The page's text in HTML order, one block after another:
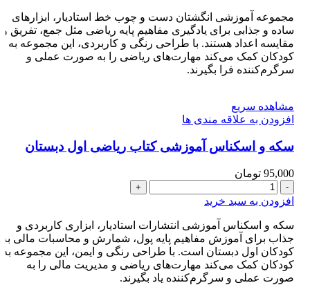
چوب
خط
ریاضی
اول
دبستان
مجموعه آموزشی انگشتان دست و چوب خط استادیار، ابزارهای
ساده و جذابی برای یادگیری مفاهیم پایه ریاضی مثل جمع، تفریق و
مقایسه اعداد هستند. با طراحی رنگی و کاربردی، این مجموعه به
کودکان کمک می‌کند مهارت‌های ریاضی را به صورت عملی و
سرگرم‌کننده فرا بگیرند.
مشاهده سریع
افزودن به علاقه مندی ها
سکه و اسکناس آموزشی کتاب ریاضی اول دبستان
95,000 تومان
سکه
و
آموزشی
کتاب
ریاضی
اول
دبستان
افزودن به سبد خرید
سکه و اسکناس آموزشی انتشارات استادیار، ابزاری کاربردی و
جذاب برای آموزش مفاهیم پایه پول، شمارش و محاسبات مالی به
کودکان اول دبستان است. با طراحی رنگی و ایمن، این مجموعه به
کودکان کمک می‌کند مهارت‌های ریاضی و مدیریت مالی را به
صورت عملی و سرگرم‌کننده یاد بگیرند.